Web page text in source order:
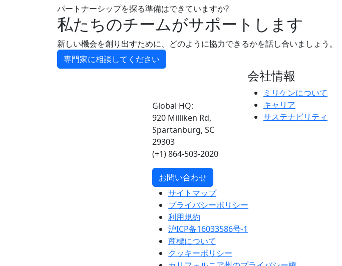
パートナーシップを探る準備はできていますか?
私たちのチームがサポートします
新しい機会を創り出すために、どのように協力できるかを話し合いましょう。
専門家に相談してください
Global HQ:
920 Milliken Rd,
Spartanburg, SC
29303
(+1) 864-503-2020
お問い合わせ
会社情報
ミリケンについて
キャリア
サステナビリティ
サイトマップ
プライバシーポリシー
利用規約
沪ICP备16033586号-1
商標について
クッキーポリシー